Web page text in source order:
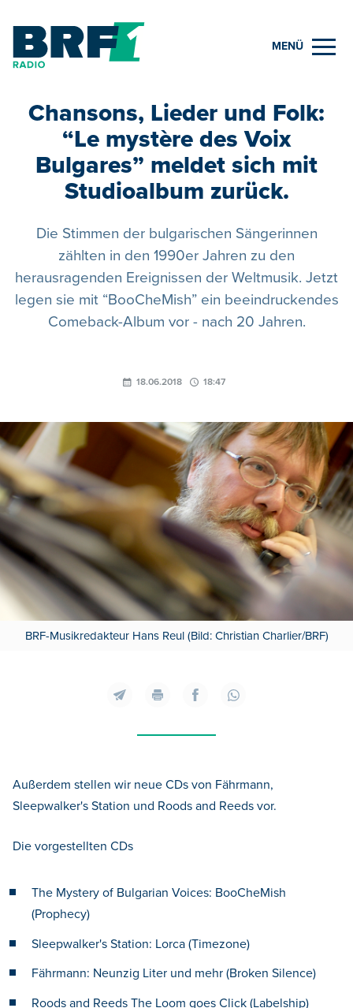
MENÜ
Chansons, Lieder und Folk:
“Le mystère des Voix
Bulgares” meldet sich mit
Studioalbum zurück.
Die Stimmen der bulgarischen Sängerinnen
zählten in den 1990er Jahren zu den
herausragenden Ereignissen der Weltmusik. Jetzt
legen sie mit “BooCheMish” ein beeindruckendes
Comeback-Album vor - nach 20 Jahren.
18.06.2018 18:47
BRF-Musikredakteur Hans Reul (Bild: Christian Charlier/BRF)
Außerdem stellen wir neue CDs von Fährmann,
Sleepwalker's Station und Roods and Reeds vor.
Die vorgestellten CDs
The Mystery of Bulgarian Voices: BooCheMish
(Prophecy)
Sleepwalker's Station: Lorca (Timezone)
Fährmann: Neunzig Liter und mehr (Broken Silence)
Roods and Reeds The Loom goes Click (Labelship)